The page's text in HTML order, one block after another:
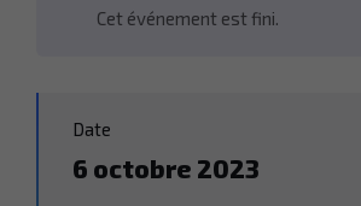
Cet événement est fini.
Date
6 octobre 2023